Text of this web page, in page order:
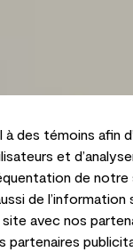
des témoins afin
et
de notre
de l’information
avec nos
partenaires